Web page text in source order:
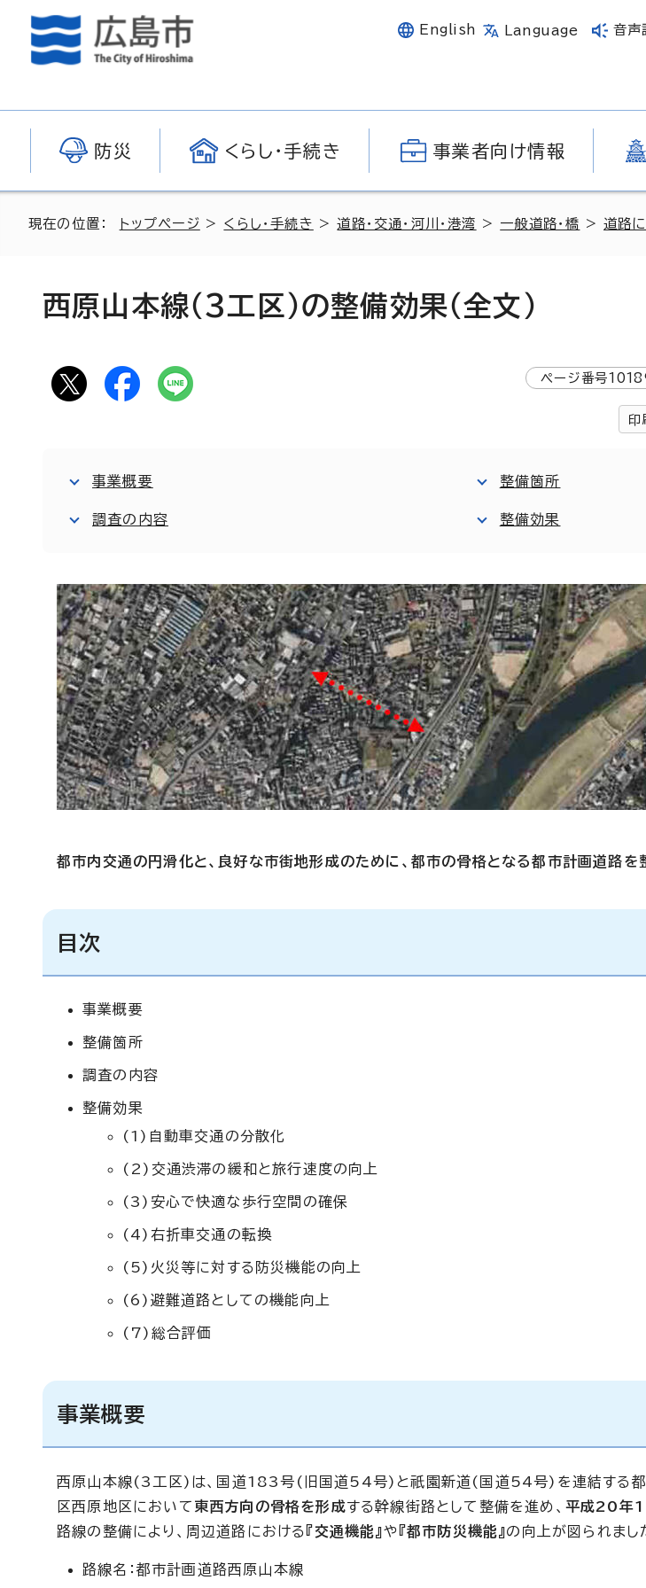
English Language 音声
防災 くらし・手続き 事業者向け情報
現在の位置： トップページ > くらし・手続き >道路・交通・河川・港湾 > 一般道路・橋 >道路
西原山本線（3工区）の整備効果（全文）
ページ番号
印
事業概要 整備箇所
調査の内容 整備効果
都市内交通の円滑化と、良好な市街地形成のために、都市の骨格となる都市計画道路を
目次
事業概要
整備箇所
調査の内容
整備効果
(1)自動車交通の分散化
(2)交通渋滞の緩和と旅行速度の向上
(3)安心で快適な歩行空間の確保
(4)右折車交通の転換
(5)火災等に対する防災機能の向上
(6)避難道路としての機能向上
(7)総合評価
事業概要
西原山本線(3工区)は、国道183号(旧国道54号)と祇園新道(国道54号)を連結する都
区西原地区において 東西方向の骨格を形成する幹線街路として整備を進め、 平成20年
路線の整備により、周辺道路における 『交通機能』や 『都市防災機能』の向上が図られまし
路線名：都市計画道路西原山本線